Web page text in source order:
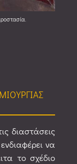
στο εργαστήριο
διαστάσεις
να
το σχέδιο